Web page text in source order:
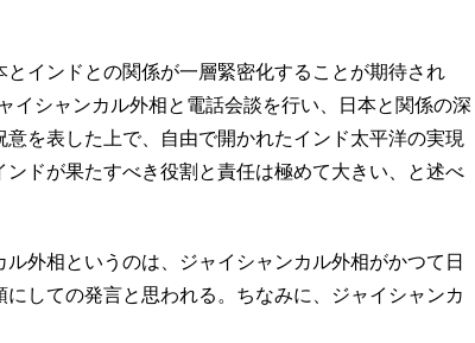
インドとの関係が一層緊密化することが期待され
イシャンカル外相と電話会談を行い、日本と関係の深
を表した上で、自由で開かれたインド太平洋の実現
ドが果たすべき役割と責任は極めて大きい、と述べ
外相というのは、ジャイシャンカル外相がかつて日
しての発言と思われる。ちなみに、ジャイシャンカ